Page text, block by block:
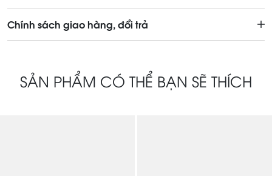
Chính sách giao hàng, đổi trả
SẢN PHẨM CÓ THỂ BẠN SẼ THÍCH